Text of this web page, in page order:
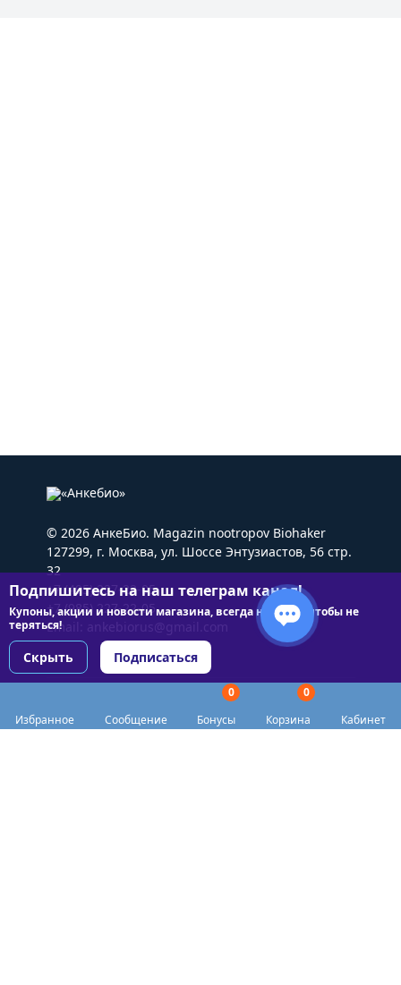
Избранное Сообщение
0
Бонусы
0
Корзина
Кабинет
© 2026 АнкеБио. Magazin nootropov Biohaker
127299, г. Москва, ул. Шоссе Энтузиастов, 56 стр.
32
+7 (495) 227-22-05
+7 (985) 227-22-05
Email: ankebiorus@gmail.com
Подпишитесь на наш телеграм канал!
Купоны, акции и новости магазина, всегда на связи чтобы не
теряться!
Скрыть Подписаться